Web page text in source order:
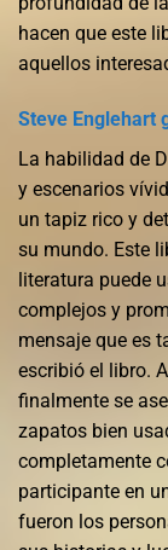
hacen que este
aquellos
Steve Englehart
La habilidad de
y escenarios
un tapiz rico y
su mundo. Este
literatura puede
complejos y
mensaje que es
escribió el libro.
finalmente se
zapatos bien
completamente
participante en
fueron los